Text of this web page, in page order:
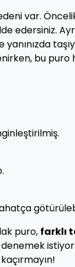
var.
edersiniz.
bu puro
puro, farklı